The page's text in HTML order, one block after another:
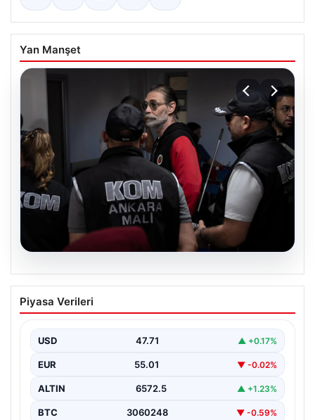
Yan Manşet
05.08.2026
Görevden uzaklaştırılmıştı. Erdal
Beşikçioğlu’nun esrar testi pozitif çıktı
Soruşturmalarda Güncel Gelişmeler”, “content”: “
Ankara’da…
Piyasa Verileri
USD 47.71 ▲ +0.17%
EUR 55.01 ▼ -0.02%
ALTIN 6572.5 ▲ +1.23%
BTC 3060248 ▼ -0.59%